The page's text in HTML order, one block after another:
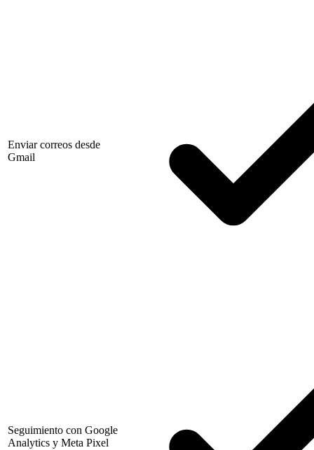
Enviar correos desde
Gmail
Seguimiento con Google
Analytics y Meta Pixel